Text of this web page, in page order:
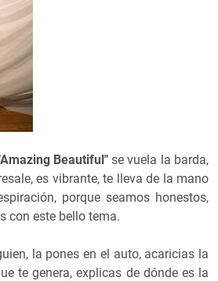
Beautiful"se vuela la barda,
es vibrante, te lleva de la mano
porque seamos honestos,
con este bello tema.
la pones en el auto, acaricias la
te genera, explicas de dónde es la